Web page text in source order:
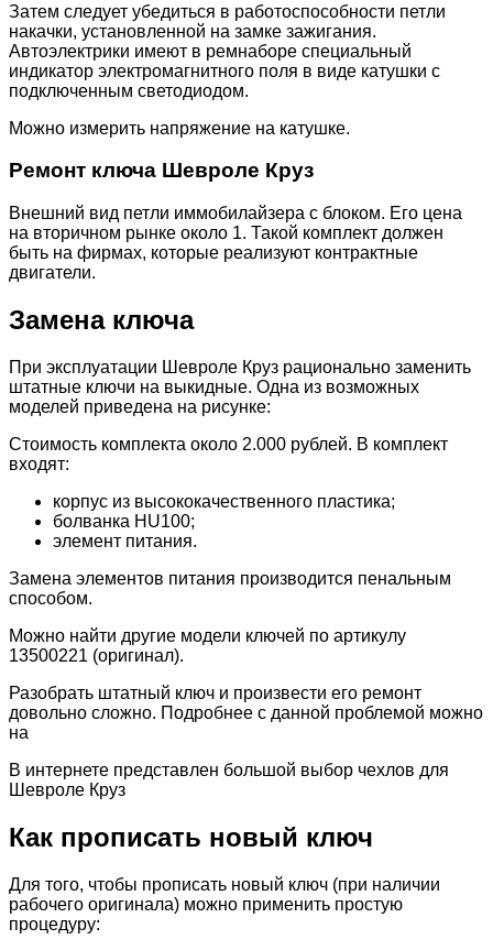
Затем следует убедиться в работоспособности петли
накачки, установленной на замке зажигания.
Автоэлектрики имеют в ремнаборе специальный
индикатор электромагнитного поля в виде катушки с
подключенным светодиодом.
Можно измерить напряжение на катушке.
Ремонт ключа Шевроле Круз
Внешний вид петли иммобилайзера с блоком. Его цена
на вторичном рынке около 1. Такой комплект должен
быть на фирмах, которые реализуют контрактные
двигатели.
Замена ключа
При эксплуатации Шевроле Круз рационально заменить
штатные ключи на выкидные. Одна из возможных
моделей приведена на рисунке:
Стоимость комплекта около 2.000 рублей. В комплект
входят:
корпус из высококачественного пластика;
болванка HU100;
элемент питания.
Замена элементов питания производится пенальным
способом.
Можно найти другие модели ключей по артикулу
13500221 (оригинал).
Разобрать штатный ключ и произвести его ремонт
довольно сложно. Подробнее с данной проблемой можно
на
В интернете представлен большой выбор чехлов для
Шевроле Круз
Как прописать новый ключ
Для того, чтобы прописать новый ключ (при наличии
рабочего оригинала) можно применить простую
процедуру: